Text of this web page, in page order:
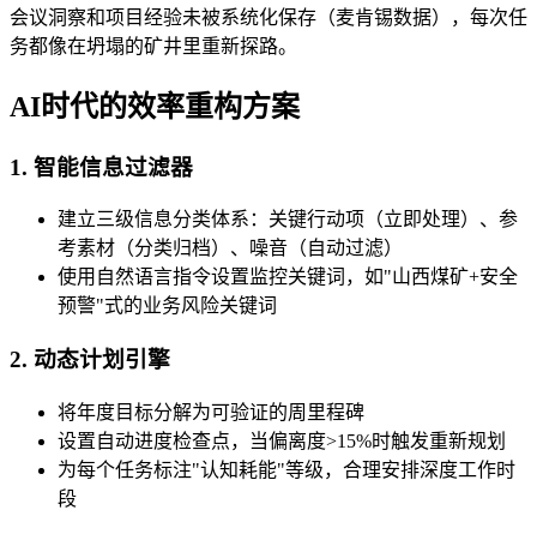
会议洞察和项目经验未被系统化保存（麦肯锡数据），每次任
务都像在坍塌的矿井里重新探路。
AI时代的效率重构方案
1. 智能信息过滤器
建立三级信息分类体系：关键行动项（立即处理）、参
考素材（分类归档）、噪音（自动过滤）
使用自然语言指令设置监控关键词，如"山西煤矿+安全
预警"式的业务风险关键词
2. 动态计划引擎
将年度目标分解为可验证的周里程碑
设置自动进度检查点，当偏离度>15%时触发重新规划
为每个任务标注"认知耗能"等级，合理安排深度工作时
段